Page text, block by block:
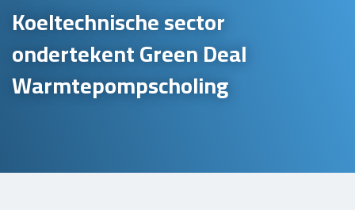
Koeltechnische sector
ondertekent Green Deal
Warmtepompscholing